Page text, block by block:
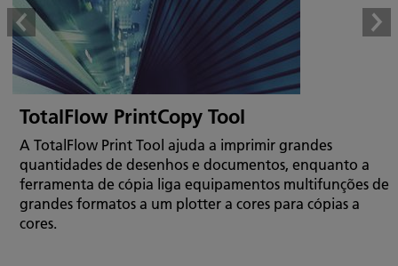
TotalFlow PrintCopy Tool
A TotalFlow Print Tool ajuda a imprimir grandes
quantidades de desenhos e documentos, enquanto a
ferramenta de cópia liga equipamentos multifunções de
grandes formatos a um plotter a cores para cópias a
cores.